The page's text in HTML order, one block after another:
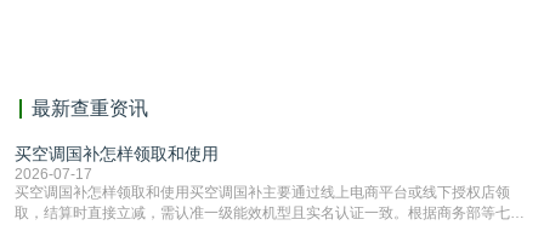
最新查重资讯
买空调国补怎样领取和使用
2026-07-17
买空调国补怎样领取和使用买空调国补主要通过线上电商平台或线下授权店领
取，结算时直接立减‌，需认准一级能效机型且实名认证一致。根据商务部等七部